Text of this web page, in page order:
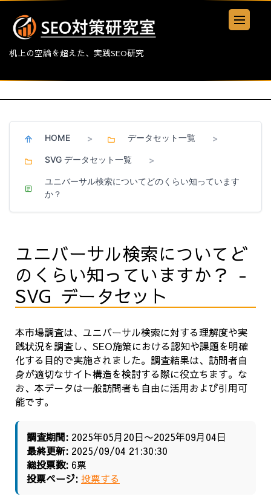
机上の空論を超えた、実践SEO研究
HOME > データセット一覧 >
SVG データセット一覧 >
ユニバーサル検索についてどのくらい知っています
か？
ユニバーサル検索についてど
のくらい知っていますか？ -
SVG データセット
本市場調査は、ユニバーサル検索に対する理解度や実
践状況を調査し、SEO施策における認知や課題を明確
化する目的で実施されました。調査結果は、訪問者自
身が適切なサイト構造を検討する際に役立ちます。な
お、本データは一般訪問者も自由に活用および引用可
能です。
調査期間: 2025年05月20日〜2025年09月04日
最終更新: 2025/09/04 21:30:30
総投票数: 6票
投票ページ: 投票する